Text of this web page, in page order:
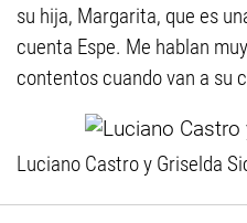
su hija, Margarita, que es
cuenta Espe. Me hablan
contentos cuando van a su
Luciano Castro y Griselda